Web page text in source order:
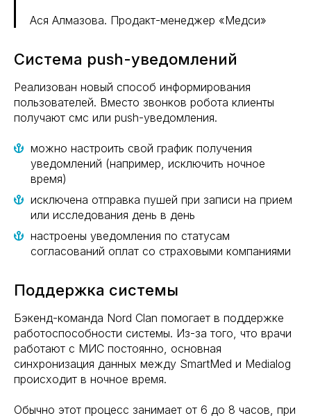
Ася Алмазова. Продакт-менеджер «Медси»
Система push-уведомлений
Реализован новый способ информирования
пользователей. Вместо звонков робота клиенты
получают смс или push-уведомления.
можно настроить свой график получения
уведомлений (например, исключить ночное
время)
исключена отправка пушей при записи на прием
или исследования день в день
настроены уведомления по статусам
согласований оплат со страховыми компаниями
Поддержка системы
Бэкенд-команда Nord Clan помогает в поддержке
работоспособности системы. Из-за того, что врачи
работают с МИС постоянно, основная
синхронизация данных между SmartMed и Medialog
происходит в ночное время.
Обычно этот процесс занимает от 6 до 8 часов, при